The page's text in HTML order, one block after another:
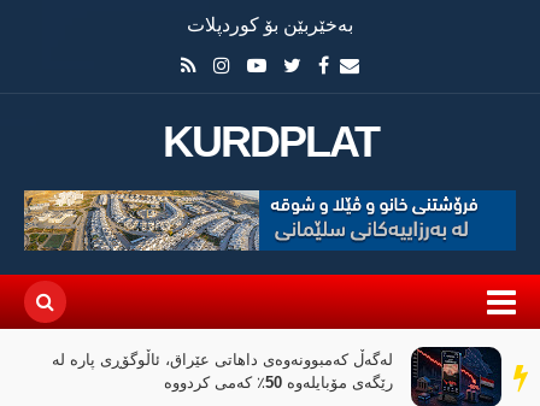
بەخێربێن بۆ کوردپلات
KURDPLAT
سەر
دێڕ
لەگەڵ کەمبوونەوەی داهاتی عێراق، ئاڵوگۆڕی پارە لە
رێگەی مۆبایلەوە 50٪ کەمی کردووە